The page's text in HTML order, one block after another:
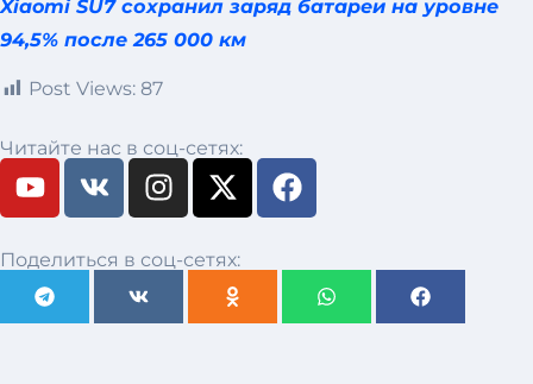
Xiaomi SU7 сохранил заряд батареи на уровне
94,5% после 265 000 км
Post Views: 87
Читайте нас в соц-сетях:
Поделиться в соц-сетях: